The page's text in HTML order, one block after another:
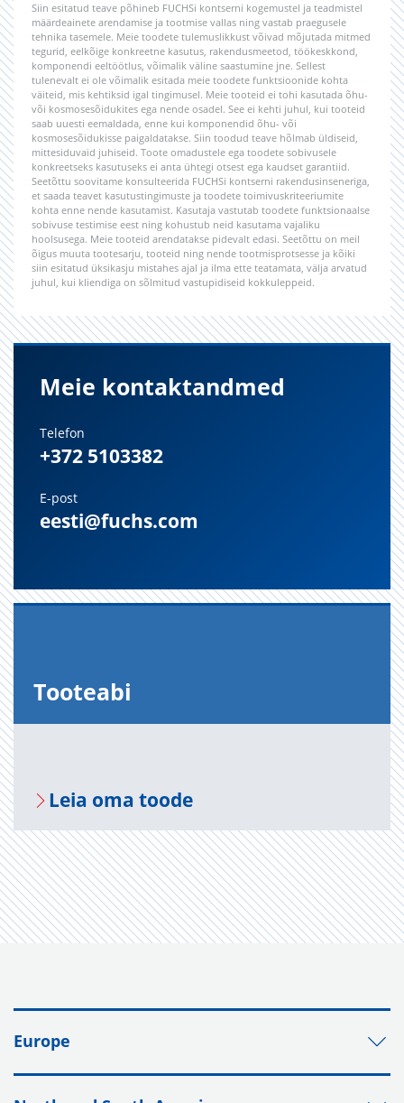
Siin esitatud teave põhineb FUCHSi kontserni kogemustel ja teadmistel
määrdeainete arendamise ja tootmise vallas ning vastab praegusele
tehnika tasemele. Meie toodete tulemuslikkust võivad mõjutada mitmed
tegurid, eelkõige konkreetne kasutus, rakendusmeetod, töökeskkond,
komponendi eeltöötlus, võimalik väline saastumine jne. Sellest
tulenevalt ei ole võimalik esitada meie toodete funktsioonide kohta
väiteid, mis kehtiksid igal tingimusel. Meie tooteid ei tohi kasutada õhu-
või kosmosesõidukites ega nende osadel. See ei kehti juhul, kui tooteid
saab uuesti eemaldada, enne kui komponendid õhu- või
kosmosesõidukisse paigaldatakse. Siin toodud teave hõlmab üldiseid,
mittesiduvaid juhiseid. Toote omadustele ega toodete sobivusele
konkreetseks kasutuseks ei anta ühtegi otsest ega kaudset garantiid.
Seetõttu soovitame konsulteerida FUCHSi kontserni rakendusinseneriga,
et saada teavet kasutustingimuste ja toodete toimivuskriteeriumite
kohta enne nende kasutamist. Kasutaja vastutab toodete funktsionaalse
sobivuse testimise eest ning kohustub neid kasutama vajaliku
hoolsusega. Meie tooteid arendatakse pidevalt edasi. Seetõttu on meil
õigus muuta tootesarju, tooteid ning nende tootmisprotsesse ja kõiki
siin esitatud üksikasju mistahes ajal ja ilma ette teatamata, välja arvatud
juhul, kui kliendiga on sõlmitud vastupidiseid kokkuleppeid.
Meie kontaktandmed
Telefon
+372 5103382
E-post
eesti@fuchs.com
Too­te­abi
Leia oma toode
Europe